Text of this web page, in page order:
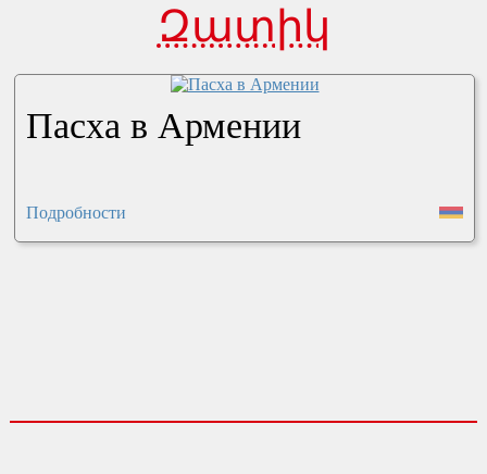
Զատիկ
Пасха в Армении
Подробности